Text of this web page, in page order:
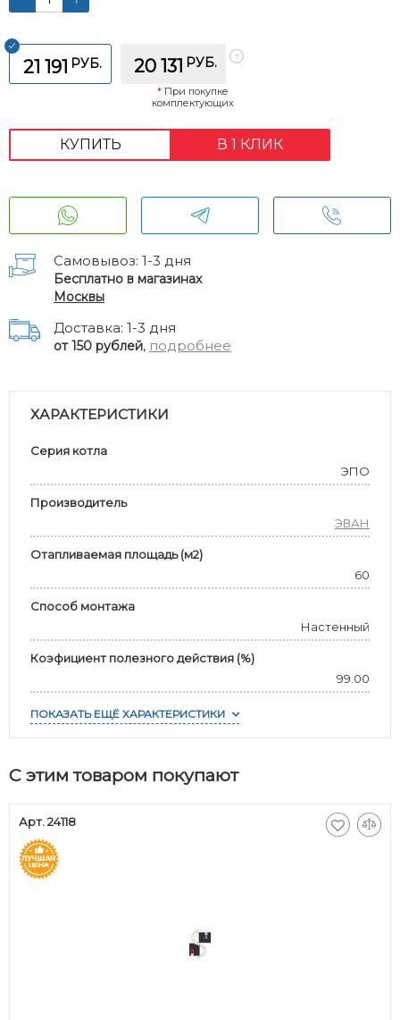
21 191 РУБ. 20 131 РУБ.
*При покупке
комплектующих
КУПИТЬ В 1 КЛИК
Самовывоз: 1-3 дня
Бесплатно в магазинах
Москвы
Доставка: 1-3 дня
от 150 рублей, подробнее
ХАРАКТЕРИСТИКИ
Серия котла
ЭПО
Производитель
ЭВАН
Отапливаемая площадь (м2)
60
Способ монтажа
Настенный
Коэфициент полезного действия (%)
99.00
ПОКАЗАТЬ ЕЩЁ ХАРАКТЕРИСТИКИ
С этим товаром покупают
Арт. 24118